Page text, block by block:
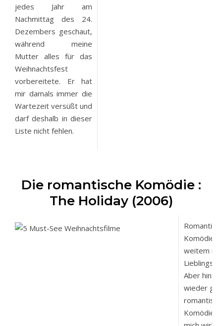
jedes Jahr am
Nachmittag des 24.
Dezembers geschaut,
während meine
Mutter alles für das
Weihnachtsfest
vorbereitete. Er hat
mir damals immer die
Wartezeit versüßt und
darf deshalb in dieser
Liste nicht fehlen.
Die romantische Komödie :
The Holiday (2006)
Komödien
weitem
Aber hin
wieder